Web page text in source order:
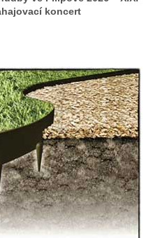
Velenicích
koncert